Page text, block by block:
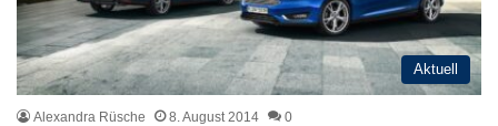
Aktuell
Alexandra Rüsche 8. August 2014 0